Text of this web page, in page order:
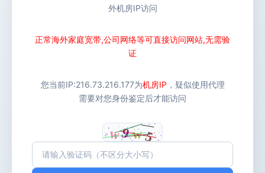
外机房IP访问
正常海外家庭宽带,公司网络等可直接访问网站,无需验
证
您当前IP:216.73.216.177为机房IP ，疑似使用代理
需要对您身份鉴定后才能访问